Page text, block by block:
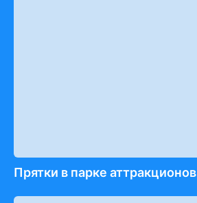
Прятки в парке аттракционов